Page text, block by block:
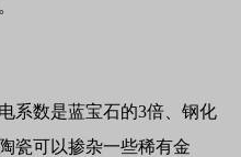
系数是蓝宝石的3倍、钢化
瓷可以掺杂一些稀有金